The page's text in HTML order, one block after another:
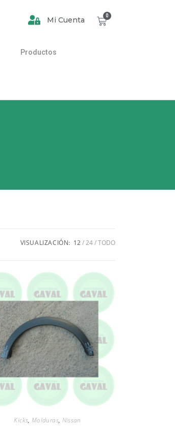
Mi Cuenta 0
Productos
VISUALIZACIÓN: 12 24 TODO
Kicks, Molduras, Nissan